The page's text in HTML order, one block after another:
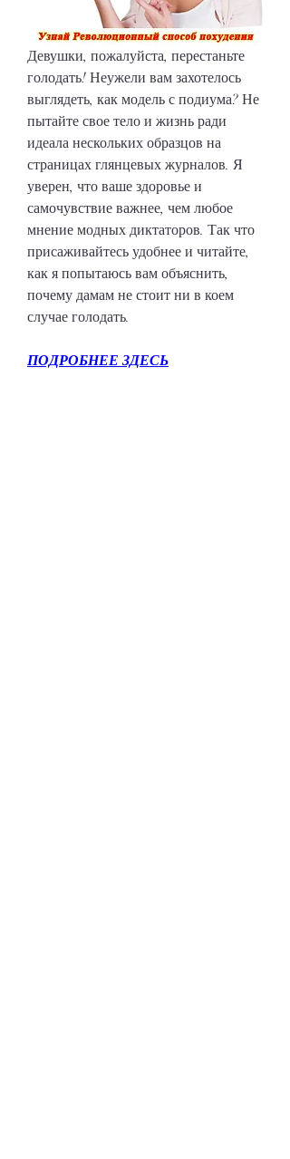
Девушки, пожалуйста, перестаньте
голодать! Неужели вам захотелось
выглядеть, как модель с подиума? Не
пытайте свое тело и жизнь ради
идеала нескольких образцов на
страницах глянцевых журналов. Я
уверен, что ваше здоровье и
самочувствие важнее, чем любое
мнение модных диктаторов. Так что
присаживайтесь удобнее и читайте,
как я попытаюсь вам объяснить,
почему дамам не стоит ни в коем
случае голодать.
ПОДРОБНЕЕ ЗДЕСЬ